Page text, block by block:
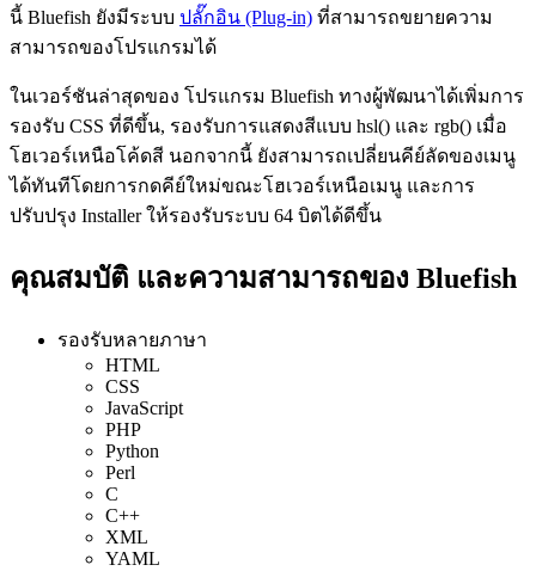
นี้ Bluefish ยังมีระบบ ปลั๊กอิน (Plug-in) ที่สามารถขยายความ
สามารถของโปรแกรมได้
ในเวอร์ชันล่าสุดของ โปรแกรม Bluefish ทางผู้พัฒนาได้เพิ่มการ
รองรับ CSS ที่ดีขึ้น, รองรับการแสดงสีแบบ hsl() และ rgb() เมื่อ
โฮเวอร์เหนือโค้ดสี นอกจากนี้ ยังสามารถเปลี่ยนคีย์ลัดของเมนู
ได้ทันทีโดยการกดคีย์ใหม่ขณะโฮเวอร์เหนือเมนู และการ
ปรับปรุง Installer ให้รองรับระบบ 64 บิตได้ดีขึ้น
คุณสมบัติ และความสามารถของ Bluefish
รองรับหลายภาษา
HTML
CSS
JavaScript
PHP
Python
Perl
C
C++
XML
YAML